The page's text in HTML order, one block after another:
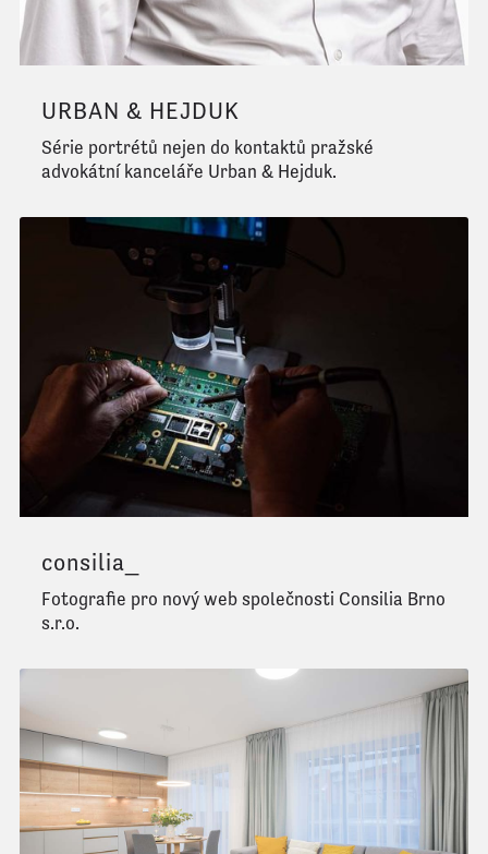
URBAN & HEJDUK
Série portrétů nejen do kontaktů pražské
advokátní kanceláře Urban & Hejduk.
consilia_
Fotografie pro nový web společnosti Consilia Brno
s.r.o.